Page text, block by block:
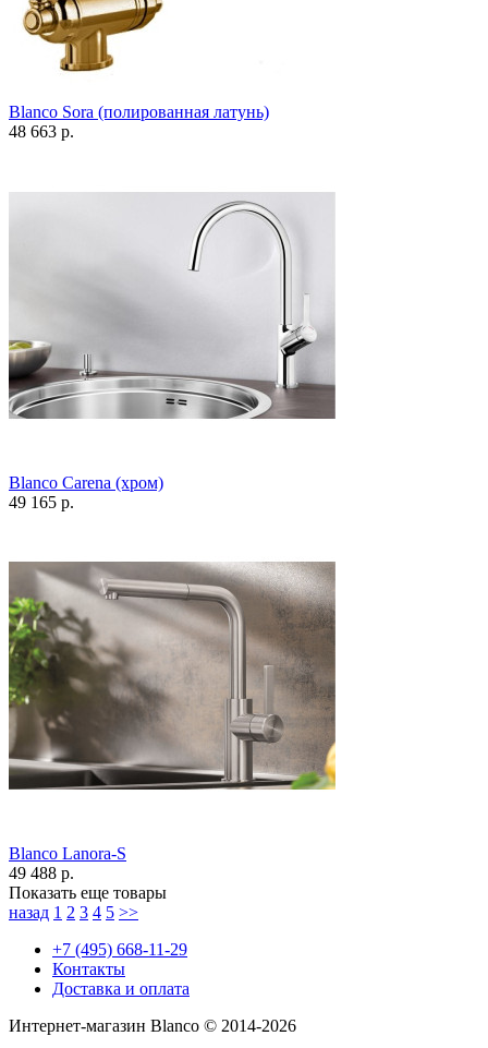
Blanco Sora (полированная латунь)
48 663 р.
Blanco Carena (хром)
49 165 р.
Blanco Lanora-S
49 488 р.
Показать еще товары
назад 1 2 3 4 5 >>
+7 (495) 668-11-29
Контакты
Доставка и оплата
Интернет-магазин Blanco © 2014-2026